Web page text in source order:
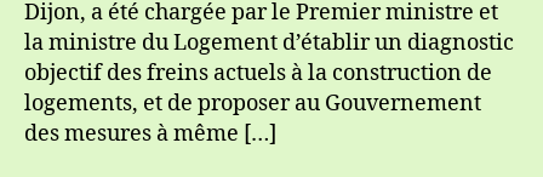
à
la
commission
« Rebsamen »
Dijon, a été chargée par le Premier ministre et
la ministre du Logement d’établir un diagnostic
objectif des freins actuels à la construction de
logements, et de proposer au Gouvernement
des mesures à même […]